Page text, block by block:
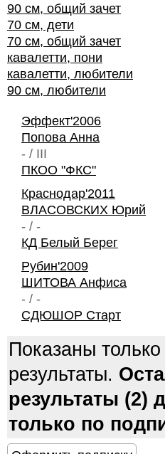
90 см, общий зачет
70 см, дети
70 см, общий зачет
кавалетти, пони
кавалетти, любители
90 см, любители
Эффект'2006
Попова Анна
- / III
ПКОО "ФКС"
Краснодар'2011
ВЛАСОВСКИХ Юрий
- / -
КД Белый Берег
Рубин'2009
ШИТОВА Анфиса
- / -
СДЮШОР Старт
Показаны
результаты.
результаты (2)
только по